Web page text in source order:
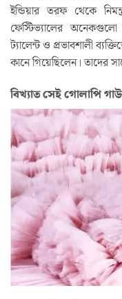
ইন্ডিয়ার তরফ থেকে
ফেস্টিভ্যালের
ট্যালেন্ট ও প্রভাবশালী
কানে গিয়েছিলেন। তাদের
বিখ্যাত সেই গোলাপি